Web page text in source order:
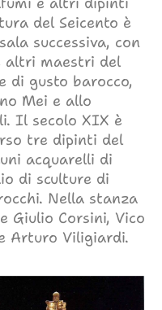
del Seicento è
successiva, con
altri maestri del
di gusto barocco,
Mei e allo
Il secolo XIX è
tre dipinti del
acquarelli di
di sculture di
Nella stanza
Giulio Corsini, Vico
Arturo Viligiardi.